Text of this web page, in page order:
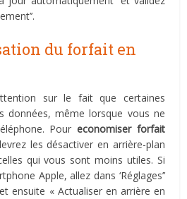
du forfait en
sur le fait que certaines
données, même lorsque vous ne
Poureconomiser forfait
les désactiver en arrière-plan
qui vous sont moins utiles. Si
Apple, allez dans ‘Réglages’’
et ensuite « Actualiser en arrière en